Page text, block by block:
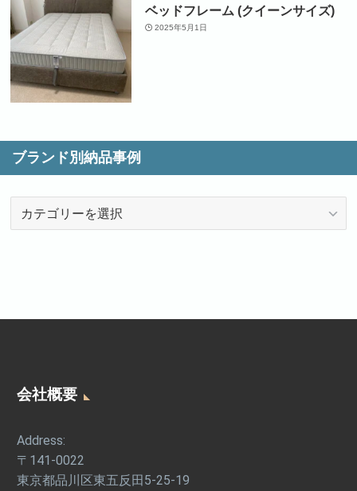
ベッドフレーム (クイーンサイズ)
2025年5月1日
ブランド別納品事例
会社概要
Address:
〒141-0022
東京都品川区東五反田5-25-19